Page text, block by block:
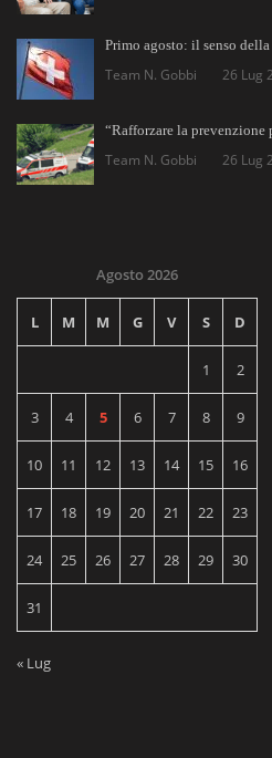
Primo agosto: il senso
Team N. Gobbi 26 Lug
“Rafforzare la prevenzione
Team N. Gobbi 26 Lug
Agosto 2026
L M M G V S D
1 2
3 4 5 6 7 8 9
10 11 12 13 14 15 16
17 18 19 20 21 22 23
24 25 26 27 28 29 30
31
« Lug